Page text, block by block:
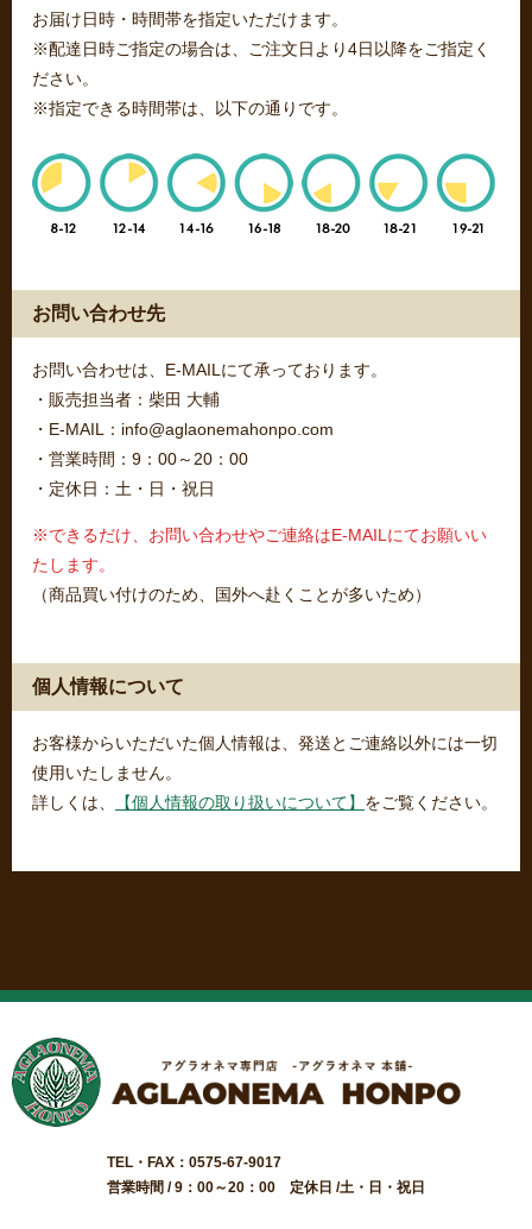
お届け日時・時間帯を指定いただけます。
※配達日時ご指定の場合は、ご注文日より4日以降をご指定く
ださい。
※指定できる時間帯は、以下の通りです。
お問い合わせ先
お問い合わせは、E-MAILにて承っております。
・販売担当者：柴田 大輔
・E-MAIL：info@aglaonemahonpo.com
・営業時間：9：00～20：00
・定休日：土・日・祝日
※できるだけ、お問い合わせやご連絡はE-MAILにてお願いい
たします。
（商品買い付けのため、国外へ赴くことが多いため）
個人情報について
お客様からいただいた個人情報は、発送とご連絡以外には一切
使用いたしません。
詳しくは、
【個人情報の取り扱いについて】 をご覧ください。
TEL・FAX：0575-67-9017
営業時間 / 9：00～20：00 定休日 /土・日・祝日